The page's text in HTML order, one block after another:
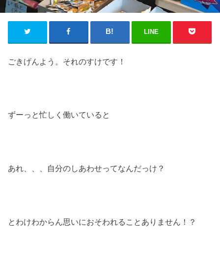
LINE
ごきげんよう。それのすけです！
ずーっと忙しく働いていると
あれ、、、自分のしあわせってなんだっけ？
とわけわからん思いにおそわれることありません！？